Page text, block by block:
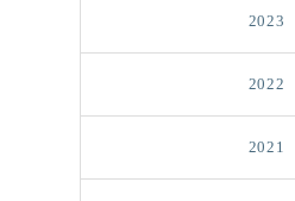
2023
2022
2021